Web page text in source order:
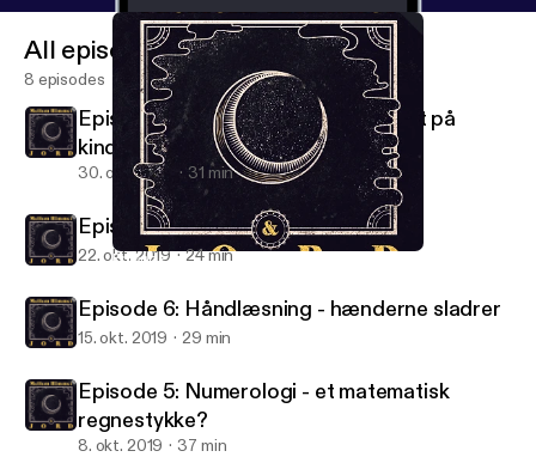
Episode 6: Håndlæsning - hænderne sladrer
All episodes
8 episodes
Episode 8: Engleskolen - et vindpust på
kinden
30. okt. 2019 31 min
Episode 7: Lydterapi - lyd sætter fri
22. okt. 2019 24 min
Episode 6: Håndlæsning - hænderne sladrer
15. okt. 2019 29 min
Episode 5: Numerologi - et matematisk
regnestykke?
8. okt. 2019 37 min